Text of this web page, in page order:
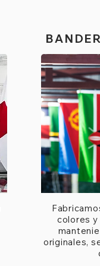
colores
originales,